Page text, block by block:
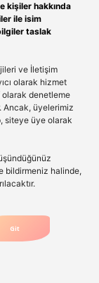
kişiler hakkında
ile isim
taslak
ve İletişim
olarak hizmet
denetleme
Ancak, üyelerimiz
siteye üye olarak
bildirmeniz halinde,